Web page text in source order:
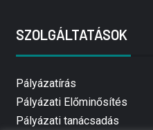
SZOLGÁLTATÁSOK
Pályázatírás
Pályázati Előminősítés
Pályázati tanácsadás